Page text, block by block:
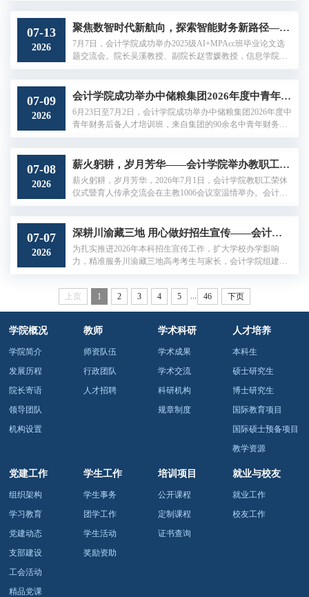
与发展总监龚长龙、华北区合作与发展总监周靓两位嘉宾围
绕财会职业发展作专题交流，为会计学院学子带来了兼具专
业深度与时代视野的精彩分享。聚焦准则实务，夯实专业根
基贾依然经理以“长期股权投资与...
07-13
2026
聚焦数智时代新航向，探索智能财务新路径——会计学院举办AI+硕士项目论文选题交流会
7月7日，会计学院成功举办2025级AI+MPAcc班毕业论文选
题交流会。院长吴溪教授、副院长赵雪媛教授，信息学院王
项目系全国首创的交叉复合人才培养创新项目，自2018年设
立以来，始终致力于探索会计学科与人工智能深度融合的人
才培养新路径。项目历经七年建设，已形成较为系统的跨学
科课程体系与联合培养机制，积累了丰富...
07-09
2026
会计学院成功举办中储粮集团2026年度中青年财务后备人才培训班
6月23日至7月2日，会计学院成功举办中储粮集团2026年度中
青年财务后备人才培训班，来自集团的90余名中青年财务骨
院院长吴溪，副院长赵雪媛出席了开班仪式。吴溪院长结合
中储粮集团发展需求与学院学科办学优势，详细介绍了此次
培训的课程体系、师资配置与教学安排，也对全体学员致以
了真切的学习期许与鼓励。韩雪岭...
07-08
2026
薪火躬耕，岁月芳华——会计学院举办教职工荣休仪式暨育人传承交流会
薪火躬耕，岁月芳华，2026年7月1日，会计学院教职工荣休
仪式暨育人传承交流会在主教1006会议室温情举办。会计学
场，共同欢送陈守忠、林秀香、李连燕三位老师荣休，共话
育人初心、共承教育薪火。活动由党委书记陈运森主持。仪
式伊始，陈运森书记代表学院全体师生，向三位深耕教育沃
土、默默奉献数十载的退休教师致以最...
07-07
2026
深耕川渝藏三地 用心做好招生宣传——会计学院圆满完成2026年本科招生宣传各项工作
为扎实推进2026年本科招生宣传工作，扩大学校办学影响
力，精准服务川渝藏三地高考考生与家长，会计学院组建由
者构成的本科招生工作团队，于6月24日至7月5日，通过线下
现场咨询、定点驻点接待、线上热线答疑、专属QQ群实时咨
询等多元渠道，面向四川、重庆、西藏三地开展集中招生宣
传服务，以专业、耐心、细致、暖心的服务，为广大考生及
家长提供院校解读、专业介绍及志愿填...
上页 1 2 3 4 5 ... 46 下页
学院概况
学院简介
发展历程
院长寄语
领导团队
机构设置
教师
师资队伍
行政团队
人才招聘
学术科研
学术成果
学术交流
科研机构
规章制度
人才培养
本科生
硕士研究生
博士研究生
国际教育项目
国际硕士预备项目
教学资源
党建工作
组织架构
学习教育
党建动态
支部建设
工会活动
精品党课
学生工作
学生事务
团学工作
学生活动
奖励资助
培训项目
公开课程
定制课程
证书查询
就业与校友
就业工作
校友工作